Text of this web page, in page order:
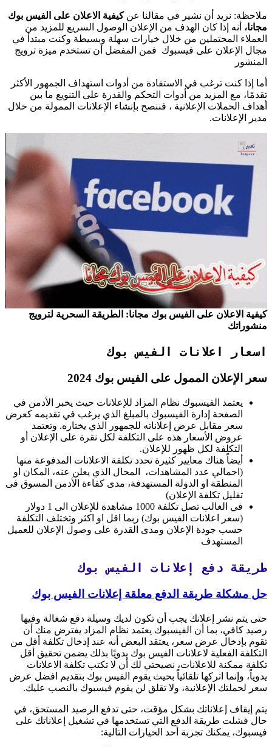
ملاحظة: نريد أن نشير في مقالنا عنكيفية الاعلان على الفيس بوك
مجانا، أنه إذا كان الهدف من الإعلان الوصول السريع للمزيد من
العملاء المحتملين من خلال خيارات سهلة وبسيطة وكنت مبتدأ في
مجال الإعلان على فيسبوك فمن المفضل أن تستخدم ميزة ترويج
المنشور
أما إذا كنت ترغب في الاستفادة من أدوات استهداف الجمهور الأكثر
تقدمًا، مع المزيد من أدوات التحكم والقدرة على التنويع ما بين
أهداف الحملات الإعلانية ، فننصح بإنشاء الإعلانات الممولة من خلال
مدير الإعلانات.
كيفية الاعلان على الفيس بوك مجانا: الطريقة السحرية لترويج
منشوراتك
اسعار اعلانات الفيس بوك
سعر الإعلان الممول على الفيس بوك 2024
يعتمد الفيسبوك نظام المزاد للإعلانات حيث يخبر الأدمن في
الصفحة إدارة الفيسبوك بالمبلغ الذي يرغب في تقديمه كعرض
سعر مقابل عرض إعلاناته للجمهور الذي يختاره. وتعتمد
عروض الأسعار هذه على التكلفة لكل نقرة على الإعلان أو
التكلفة لكل ظهور للإعلان.
أيضاً هناك معايير كثيرة تحدد تكلفة الاعلانات المدفوعة منها
(اجمالي عدد المشاهدات، المجال الذي يعلن عنه، المكان او
المنطقة او الدولة المستهدفة، مدى كفاءة الأدمن المسوق فى
تقليل تكلفة الإعلان)
في الغالب تصل تكلفة 1000 مشاهدة للإعلان الى 1 دولار
(سعر اعلانات الفيس بوك) ربما اقل او اكثر وتختلف التكلفة
حسب جودة الإعلان ومدى القدرة على وصول الإعلان للعميل
المستهدف
طريقة دفع إعلانات الفيس بوك
حل مشكلة طريقة الدفع معلقة إعلانات الفيس بوك
حتى يتم نشر إعلانك يجب أن تكون لديك وسيلة دفع شغالة وفيها
رصيد كافي، بما أن الفيسبوك يعتمد نظام المزاد يفترض منك أن
تقوم بإدخال عرض سعر، يعتقد البعض أنه عند إدخال تكلفة أقل من
التكلفة الفعلية لاعلانات الفيس بوك يدويًا بذلك يضمن تحقيق أقل
تكلفة ممكنة للاعلانات، نصيحتي لك أن لا تكتب تكلفة الاعلانات
يدوياً، وإنما اتركها تلقائياً بحيث يقوم الفيس بوك بتقديم افضل عرض
سعر لحملتك الإعلانية، ولا تقلق لن يقوم فيسبوك بالنصب عليك.
يتم إيقاف إعلاناتك بشكل مؤقت، حتى تدفع الرصيد المستحق، في
حال فشلت طريقة الدفع التي تستخدمها في تشغيل إعلاناتك على
فيسبوك، يمكنك تجربة أحد الخيارات التالية: